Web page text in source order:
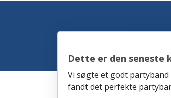
Dette er den seneste
Vi søgte et godt
fandt det perfekte